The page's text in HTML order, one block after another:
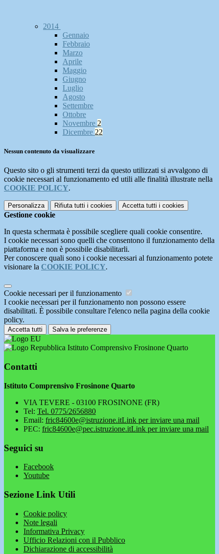
2014
Gennaio
Febbraio
Marzo
Aprile
Maggio
Giugno
Luglio
Agosto
Settembre
Ottobre
Novembre 2
Dicembre 22
Nessun contenuto da visualizzare
Questo sito o gli strumenti terzi da questo utilizzati si avvalgono di
cookie necessari al funzionamento ed utili alle finalità illustrate nella
COOKIE POLICY.
Personalizza Rifiuta tutti i cookies Accetta tutti i cookies
Gestione cookie
In questa schermata è possibile scegliere quali cookie consentire.
I cookie necessari sono quelli che consentono il funzionamento della
piattaforma e non è possibile disabilitarli.
Per conoscere quali sono i cookie necessari al funzionamento potete
visionare la COOKIE POLICY.
Cookie necessari per il funzionamento
I cookie necessari per il funzionamento non possono essere
disabilitati. È possibile consultare l'elenco nella pagina della cookie
policy.
Accetta tutti Salva le preferenze
Istituto Comprensivo Frosinone Quarto
Contatti
Istituto Comprensivo Frosinone Quarto
VIA TEVERE - 03100 FROSINONE (FR)
Tel: Tel. 0775/2656880
Email: fric84600e@istruzione.itLink per inviare una mail
PEC: fric84600e@pec.istruzione.itLink per inviare una mail
Seguici su
Facebook
Youtube
Sezione Link Utili
Cookie policy
Note legali
Informativa Privacy
Ufficio Relazioni con il Pubblico
Dichiarazione di accessibilità